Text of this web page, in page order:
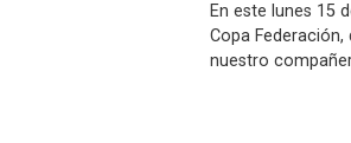
En este lunes 15
Copa
nuestro